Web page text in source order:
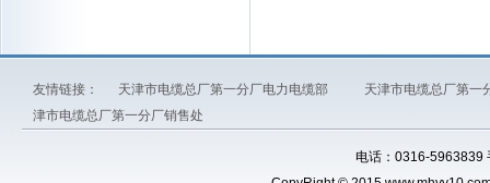
友情链接： 天津市电缆总厂第一分厂电力电缆部
天津市电缆总厂第一
津市电缆总厂第一分厂销售处
电话：0316-5963839